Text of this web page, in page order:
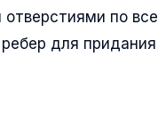
по
для